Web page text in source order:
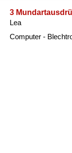
3
Lea
Computer -